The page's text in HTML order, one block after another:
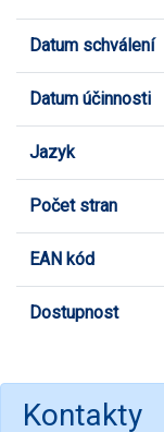
Datum schválení
Datum účinnosti
Jazyk
Počet stran
EAN kód
Dostupnost
Kontakty